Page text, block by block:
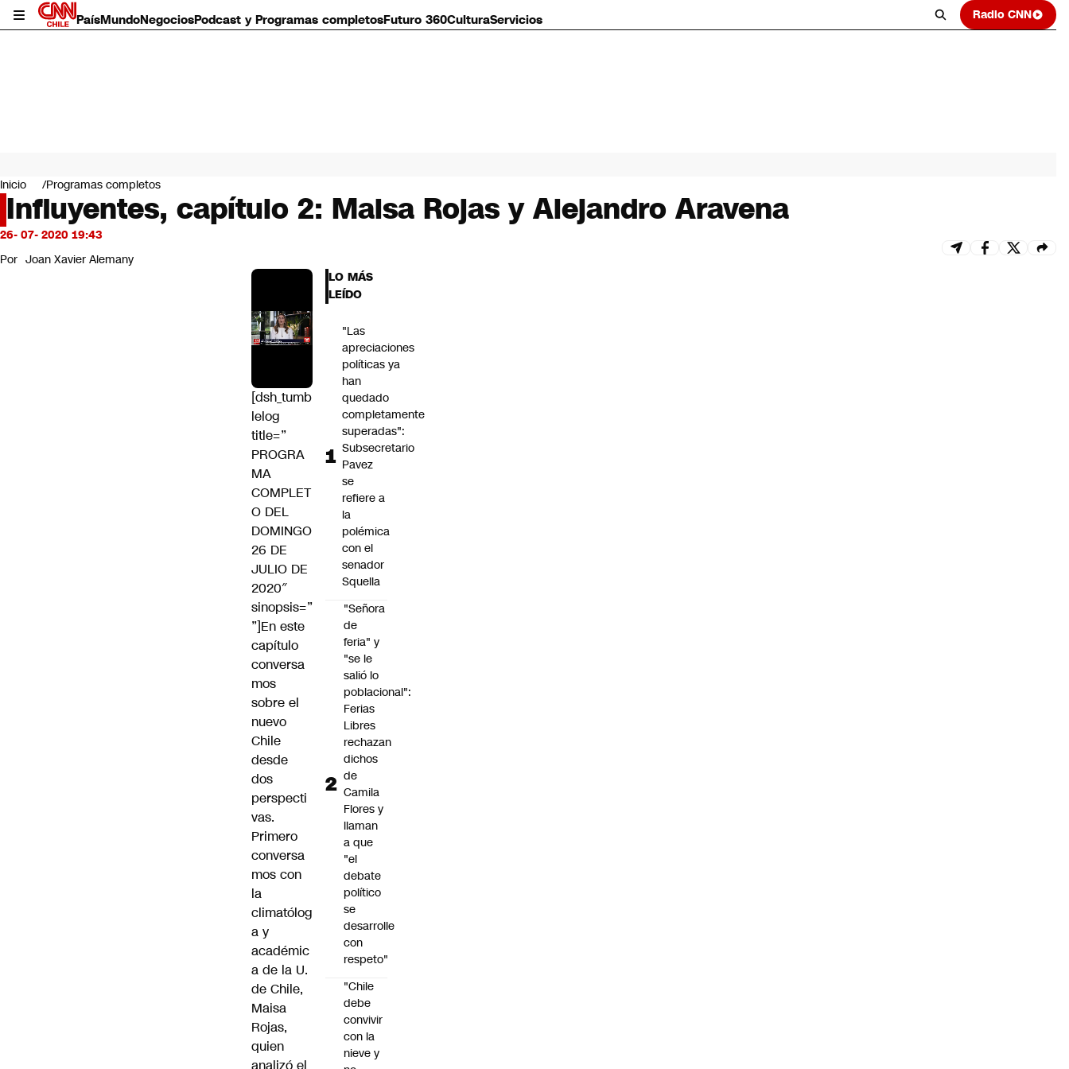
PaísMundoNegociosPodcast y Programas completosFuturo 360CulturaServicios Radio CNN
Mundo
Negocios
Deportes
Programas completos
Servicios
Inicio Programas completos
Influyentes, capítulo 2: Maisa Rojas y Alejandro Aravena
26- 07- 2020 19:43
Por Joan Xavier Alemany
[dsh_tumb
lelog
title=”
PROGRA
MA
COMPLET
O DEL
DOMINGO
26 DE
JULIO DE
2020″
sinopsis=”
”]En este
capítulo
conversa
mos
sobre el
nuevo
Chile
desde
dos
perspecti
vas.
Primero
conversa
mos con
la
climatólog
a y
académic
a de la U.
de Chile,
Maisa
Rojas,
quien
LO MÁS
LEÍDO
"Las
apreciaciones
políticas ya
han
quedado
completamente
superadas":
Subsecretario
Pavez
se
refiere a
la
polémica
con el
senador
Squella
"Señora
de
feria" y
"se le
salió lo
poblacional":
Ferias
Libres
rechazan
dichos
de
Camila
Flores y
llaman
a que
"el
debate
político
se
desarrolle
con
respeto"
"Chile
debe
convivir
con la
nieve y